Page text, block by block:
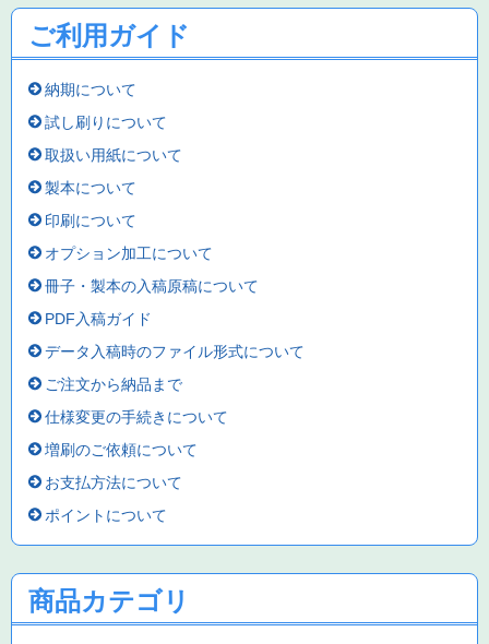
ご利用ガイド
納期について
試し刷りについて
取扱い用紙について
製本について
印刷について
オプション加工について
冊子・製本の入稿原稿について
PDF入稿ガイド
データ入稿時のファイル形式について
ご注文から納品まで
仕様変更の手続きについて
増刷のご依頼について
お支払方法について
ポイントについて
商品カテゴリ